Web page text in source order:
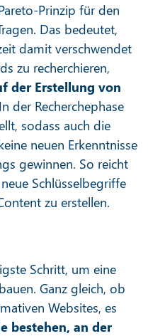
Prinzip für den
Das bedeutet,
damit verschwendet
zu recherchieren,
der Erstellung von
der Recherchephase
sodass auch die
neuen Erkenntnisse
gewinnen. So reicht
Schlüsselbegriffe
zu erstellen.
Schritt, um eine
Ganz gleich, ob
Websites, es
bestehen, an der